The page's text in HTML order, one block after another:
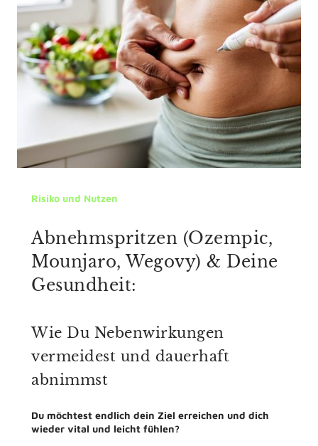
Risiko und Nutzen
Abnehmspritzen (Ozempic,
Mounjaro, Wegovy) & Deine
Gesundheit:
Wie Du Nebenwirkungen
vermeidest und dauerhaft
abnimmst
Du möchtest endlich dein Ziel erreichen und dich
wieder vital und leicht fühlen?